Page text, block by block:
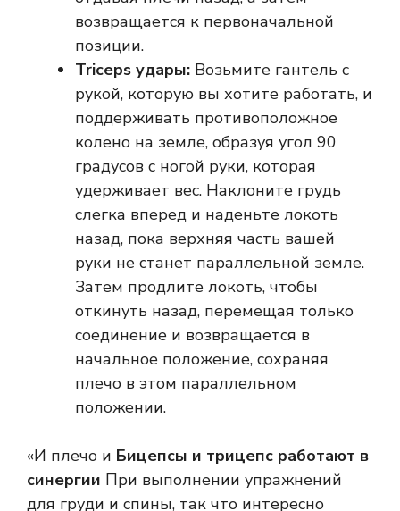
возвращается к первоначальной
позиции.
Triceps удары: Возьмите гантель с
рукой, которую вы хотите работать, и
поддерживать противоположное
колено на земле, образуя угол 90
градусов с ногой руки, которая
удерживает вес. Наклоните грудь
слегка вперед и наденьте локоть
назад, пока верхняя часть вашей
руки не станет параллельной земле.
Затем продлите локоть, чтобы
откинуть назад, перемещая только
соединение и возвращается в
начальное положение, сохраняя
плечо в этом параллельном
положении.
«И плечо и Бицепсы и трицепс работают в
синергии При выполнении упражнений
для груди и спины, так что интересно